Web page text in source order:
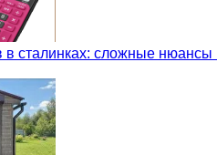
в сталинках: сложные